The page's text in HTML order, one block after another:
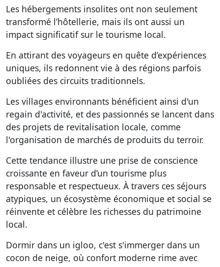
Les hébergements insolites ont non seulement
transformé l’hôtellerie, mais ils ont aussi un
impact significatif sur le tourisme local.
En attirant des voyageurs en quête d’expériences
uniques, ils redonnent vie à des régions parfois
oubliées des circuits traditionnels.
Les villages environnants bénéficient ainsi d'un
regain d'activité, et des passionnés se lancent dans
des projets de revitalisation locale, comme
l'organisation de marchés de produits du terroir.
Cette tendance illustre une prise de conscience
croissante en faveur d’un tourisme plus
responsable et respectueux. À travers ces séjours
atypiques, un écosystème économique et social se
réinvente et célèbre les richesses du patrimoine
local.
Dormir dans un igloo, c'est s'immerger dans un
cocon de neige, où confort moderne rime avec